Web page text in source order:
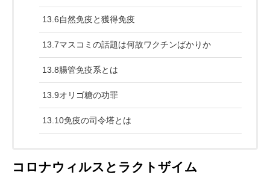
13.6自然免疫と獲得免疫
13.7マスコミの話題は何故ワクチンばかりか
13.8腸管免疫系とは
13.9オリゴ糖の功罪
13.10免疫の司令塔とは
コロナウィルスとラクトザイム